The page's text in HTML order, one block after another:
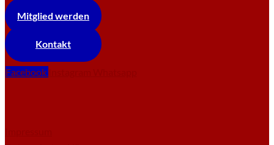
Mitglied werden
Kontakt
Facebook